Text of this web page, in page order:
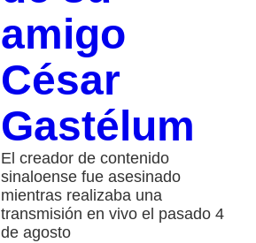
amigo
César
Gastélum
El creador de contenido
sinaloense fue asesinado
mientras realizaba una
transmisión en vivo el pasado 4
de agosto